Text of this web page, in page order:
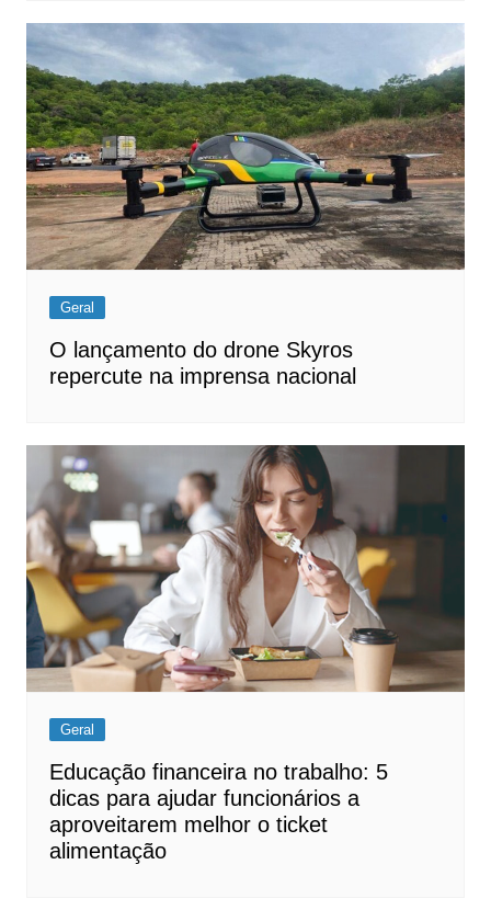
Geral
O lançamento do drone Skyros
repercute na imprensa nacional
Geral
Educação financeira no trabalho: 5
dicas para ajudar funcionários a
aproveitarem melhor o ticket
alimentação